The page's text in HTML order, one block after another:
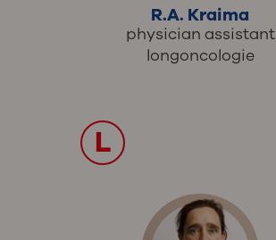
R.A. Kraima
physician assistant
longoncologie
L